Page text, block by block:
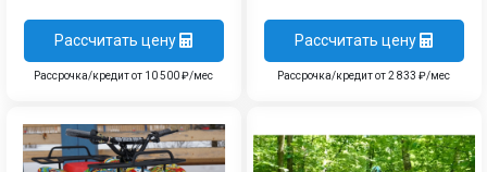
Рассчитать цену
Рассрочка/кредит от 10 500 ₽/мес
Рассчитать цену
Рассрочка/кредит от 2 833 ₽/мес